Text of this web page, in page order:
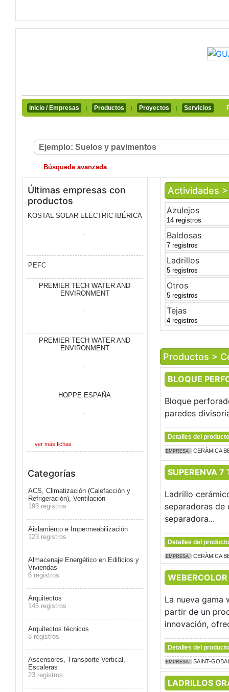
Inicio / Empresas | Productos | Proyectos | Servicios |
Búsqueda avanzada
Últimas empresas con
productos
KOSTAL SOLAR ELECTRIC IBÉRICA
PEFC
PREMIER TECH WATER AND
ENVIRONMENT
PREMIER TECH WATER AND
ENVIRONMENT
HOPPE ESPAÑA
ver más fichas
Categorías
ACS, Climatización (Calefacción y
Refrigeración), Ventilación
193 registros
Aislamiento e Impermeabilización
123 registros
Almacenaje Energético en Edificios y
Viviendas
6 registros
Arquitectos
145 registros
Arquitectos técnicos
8 registros
Ascensores, Transporte Vertical,
Escaleras
23 registros
Actividades
Azulejos
14 registros
Baldosas
7 registros
Ladrillos
5 registros
Otros
5 registros
Tejas
4 registros
Productos >
BLOQUE
Bloque
paredes
Detalles del producto
EMPRESA CERÀMICA
SUPERENVA 7
Ladrillo
separadoras
separadora...
Detalles del producto
EMPRESA CERÀMICA
WEBERCOLOR
La nueva gama
partir de un
innovación,
Detalles del producto
EMPRESA SAINT-
LADRILLOS